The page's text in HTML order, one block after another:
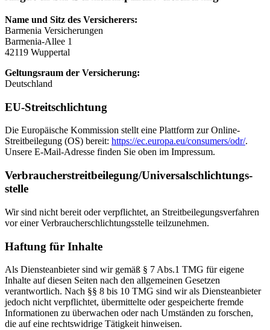
Name und Sitz des Versicherers:
Barmenia Versicherungen
Barmenia-Allee 1
42119 Wuppertal
Geltungsraum der Versicherung:
Deutschland
EU-Streitschlichtung
Die Europäische Kommission stellt eine Plattform zur Online-
Streitbeilegung (OS) bereit: https://ec.europa.eu/consumers/odr/.
Unsere E-Mail-Adresse finden Sie oben im Impressum.
Verbraucher­streit­beilegung/Universal­schlichtungs­
stelle
Wir sind nicht bereit oder verpflichtet, an Streitbeilegungsverfahren
vor einer Verbraucherschlichtungsstelle teilzunehmen.
Haftung für Inhalte
Als Diensteanbieter sind wir gemäß § 7 Abs.1 TMG für eigene
Inhalte auf diesen Seiten nach den allgemeinen Gesetzen
verantwortlich. Nach §§ 8 bis 10 TMG sind wir als Diensteanbieter
jedoch nicht verpflichtet, übermittelte oder gespeicherte fremde
Informationen zu überwachen oder nach Umständen zu forschen,
die auf eine rechtswidrige Tätigkeit hinweisen.